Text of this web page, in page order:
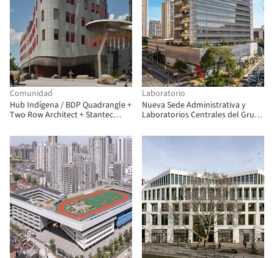
Comunidad
Hub Indígena / BDP Quadrangle +
Two Row Architect + Stantec
Laboratorio
Nueva Sede Administrativa y
Laboratorios Centrales del Grupo